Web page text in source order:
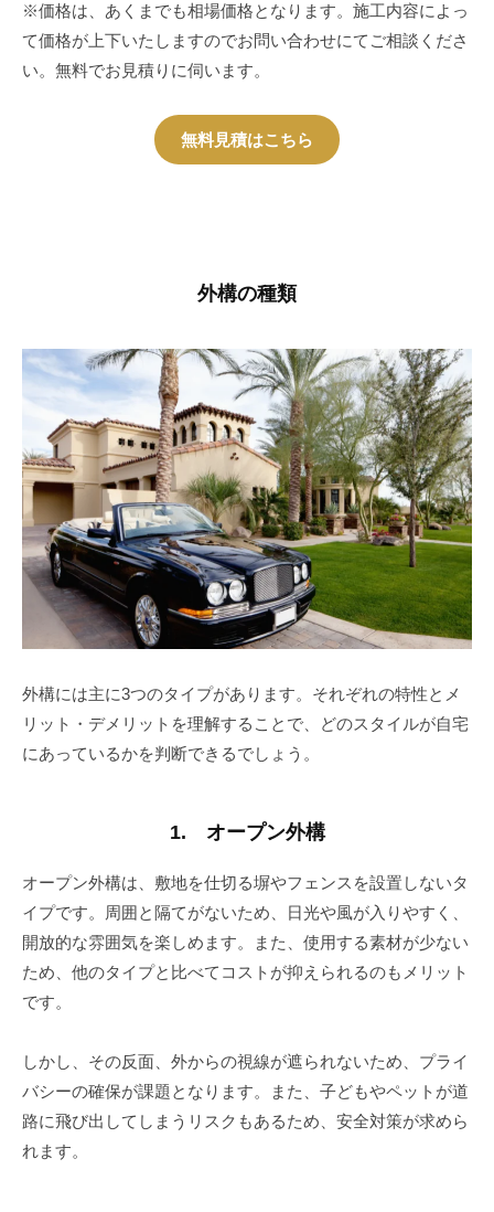
※価格は、あくまでも相場価格となります。施工内容によっ
て価格が上下いたしますのでお問い合わせにてご相談くださ
い。無料でお見積りに伺います。
無料見積はこちら
外構の種類
外構には主に3つのタイプがあります。それぞれの特性とメ
リット・デメリットを理解することで、どのスタイルが自宅
にあっているかを判断できるでしょう。
1. オープン外構
オープン外構は、敷地を仕切る塀やフェンスを設置しないタ
イプです。周囲と隔てがないため、日光や風が入りやすく、
開放的な雰囲気を楽しめます。また、使用する素材が少ない
ため、他のタイプと比べてコストが抑えられるのもメリット
です。
しかし、その反面、外からの視線が遮られないため、プライ
バシーの確保が課題となります。また、子どもやペットが道
路に飛び出してしまうリスクもあるため、安全対策が求めら
れます。